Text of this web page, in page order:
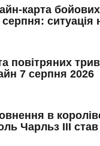
карта бойових
серпня: ситуація
повітряних
7 серпня 2026
в
Чарльз III став